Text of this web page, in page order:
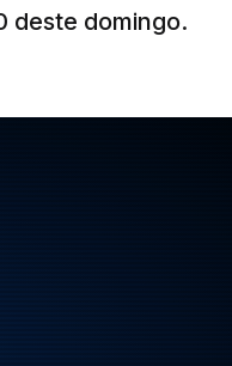
deste domingo.